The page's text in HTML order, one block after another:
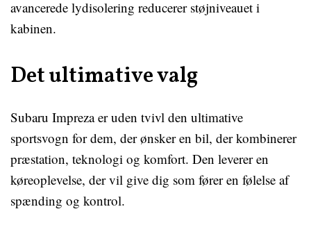
avancerede lydisolering reducerer støjniveauet i
kabinen.
Det ultimative valg
Subaru Impreza er uden tvivl den ultimative
sportsvogn for dem, der ønsker en bil, der kombinerer
præstation, teknologi og komfort. Den leverer en
køreoplevelse, der vil give dig som fører en følelse af
spænding og kontrol.